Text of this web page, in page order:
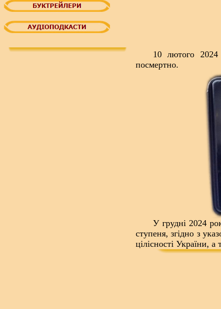
10 лютого
посмертно.
У грудні 2024
ступеня, згідно з
цілісності України,